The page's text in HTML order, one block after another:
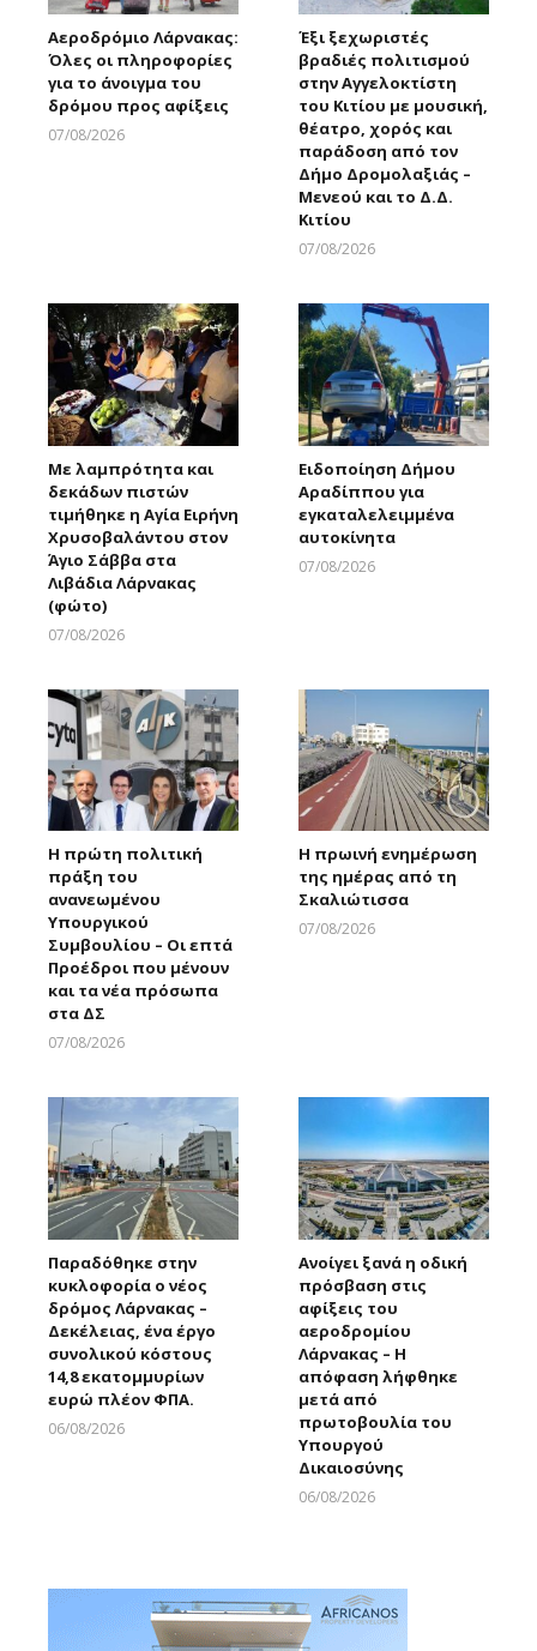
Αεροδρόμιο Λάρνακας:
Όλες οι πληροφορίες
για το άνοιγμα του
δρόμου προς αφίξεις
07/08/2026
Έξι ξεχωριστές
βραδιές πολιτισμού
στην Αγγελοκτίστη
του Κιτίου με μουσική,
θέατρο, χορός και
παράδοση από τον
Δήμο Δρομολαξιάς –
Μενεού και το Δ.Δ.
Κιτίου
07/08/2026
Με λαμπρότητα και
δεκάδων πιστών
τιμήθηκε η Αγία Ειρήνη
Χρυσοβαλάντου στον
Άγιο Σάββα στα
Λιβάδια Λάρνακας
(φώτο)
07/08/2026
Ειδοποίηση Δήμου
Αραδίππου για
εγκαταλελειμμένα
αυτοκίνητα
07/08/2026
Η πρώτη πολιτική
πράξη του
ανανεωμένου
Υπουργικού
Συμβουλίου – Οι επτά
Προέδροι που μένουν
και τα νέα πρόσωπα
στα ΔΣ
07/08/2026
Η πρωινή ενημέρωση
της ημέρας από τη
Σκαλιώτισσα
07/08/2026
Παραδόθηκε στην
κυκλοφορία ο νέος
δρόμος Λάρνακας –
Δεκέλειας, ένα έργο
συνολικού κόστους
14,8 εκατομμυρίων
ευρώ πλέον ΦΠΑ.
06/08/2026
Ανοίγει ξανά η οδική
πρόσβαση στις
αφίξεις του
αεροδρομίου
Λάρνακας – Η
απόφαση λήφθηκε
μετά από
πρωτοβουλία του
Υπουργού
Δικαιοσύνης
06/08/2026